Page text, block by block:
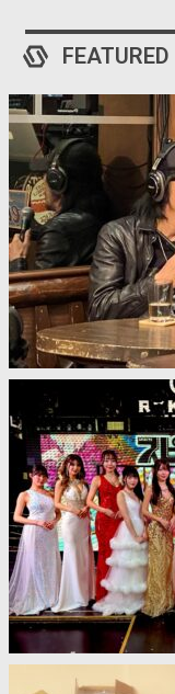
FEATURED